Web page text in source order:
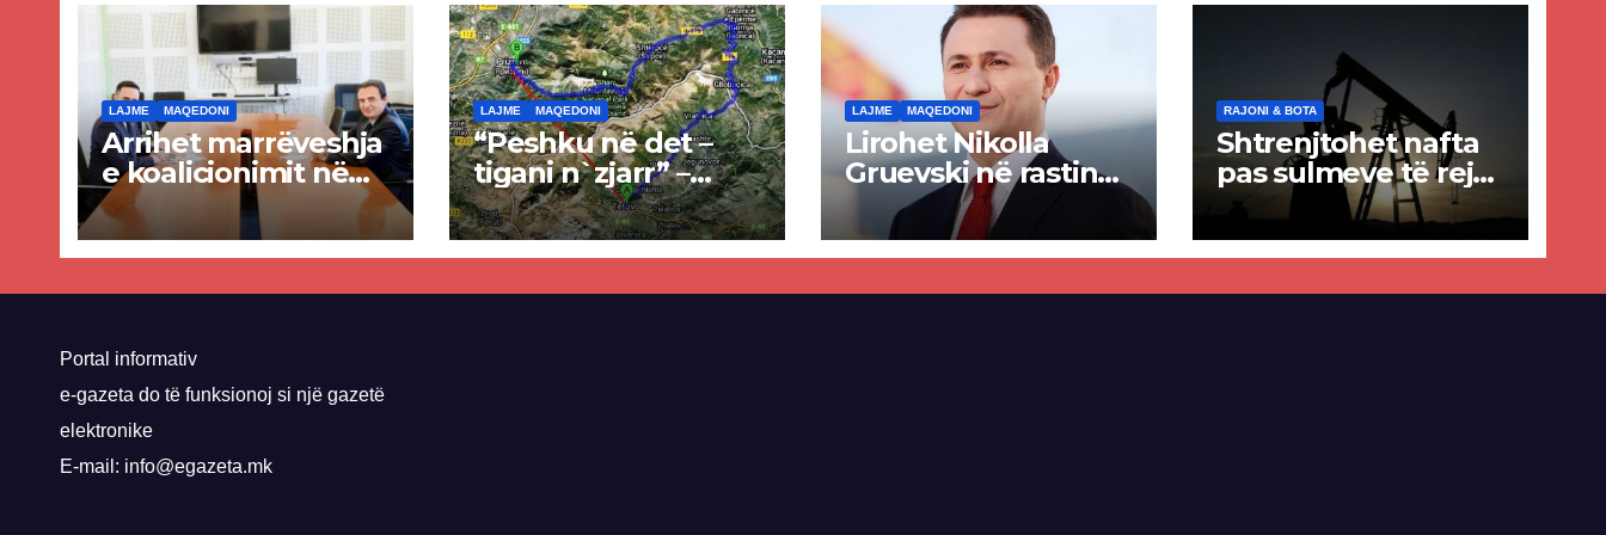
LAJME MAQEDONI
Arrihet marrëveshja
e koalicionimit në
parim mes Kurtit
dhe Abdixhikut
LAJME MAQEDONI
“Peshku në det –
tigani n`zjarr” –
Ende pa u kryer
projekti i tunelit,
komuna e Tetovës
nis punimet për
LAJME MAQEDONI
Lirohet Nikolla
Gruevski në rastin
“Talir 2”, gjykata
rrëzon akuzat për
ndërtimin e
paligjshëm të selisë
RAJONI & BOTA
Shtrenjtohet nafta
pas sulmeve të reja
SHBA–Iran
Portal informativ
e-gazeta do të funksionoj si një gazetë
elektronike
E-mail: info@egazeta.mk